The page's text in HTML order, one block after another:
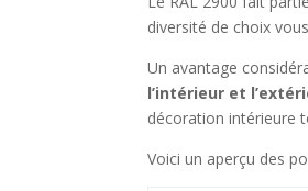
diversité de choix
Un avantage
l’intérieur et
décoration intérieure
Voici un aperçu des